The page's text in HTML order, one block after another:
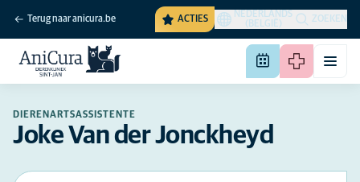
Terug naar anicura.be ACTIES
NEDERLANDS
(BELGIË)
ZOEKEN
DIERENARTSASSISTENTE
Joke Van der Jonckheyd